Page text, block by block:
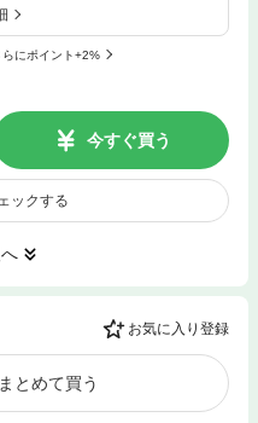
にポイント+2%
今すぐ買う
ックする
お気に入り登録
とめて買う